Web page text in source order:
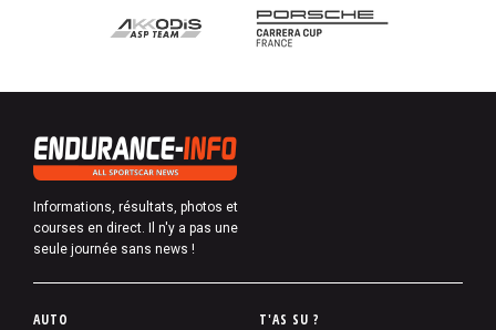
Informations, résultats, photos et
courses en direct. Il n'y a pas une
seule journée sans news !
P
AUTO T'AS SU ?